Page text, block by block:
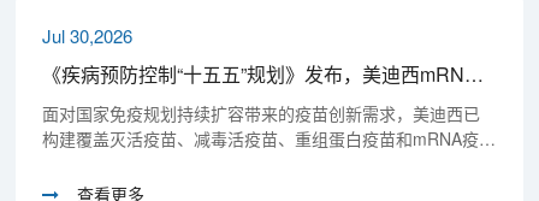
Jul 30,2026
《疾病预防控制“十五五”规划》发布，美迪西mRNA疫苗平台助力新型疫苗研发
面对国家免疫规划持续扩容带来的疫苗创新需求，美迪西已
构建覆盖灭活疫苗、减毒活疫苗、重组蛋白疫苗和mRNA疫苗
10个疫苗获批临床，包括丽珠医药新冠病毒疫苗V-01、元本
查看更多